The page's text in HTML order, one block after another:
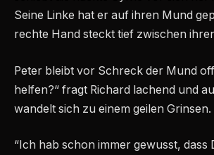
Seine Linke hat er auf ihren Mund
rechte Hand steckt tief zwischen
Peter bleibt vor Schreck der Mund
helfen?“ fragt Richard lachend und
wandelt sich zu einem geilen Grinsen.
“Ich hab schon immer gewusst, dass